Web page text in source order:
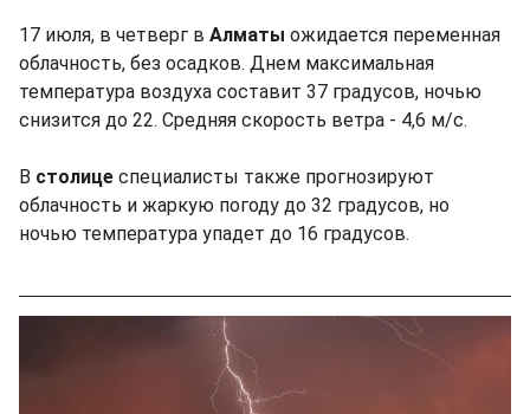
17 июля, в четверг в Алматы ожидается переменная
облачность, без осадков. Днем максимальная
температура воздуха составит 37 градусов, ночью
снизится до 22. Средняя скорость ветра - 4,6 м/с.
В столице специалисты также прогнозируют
облачность и жаркую погоду до 32 градусов, но
ночью температура упадет до 16 градусов.